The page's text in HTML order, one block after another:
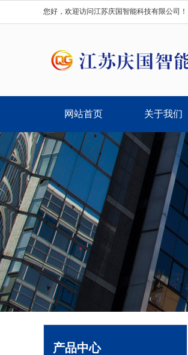
您好，欢迎访问江苏庆国智能科技有限公司！
网站首页 关于我们
产品中心